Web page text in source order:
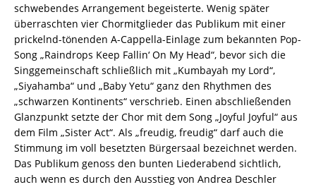
schwebendes Arrangement begeisterte. Wenig später
überraschten vier Chormitglieder das Publikum mit einer
prickelnd-tönenden A-Cappella-Einlage zum bekannten Pop-
Song „Raindrops Keep Fallin‘ On My Head“, bevor sich die
Singgemeinschaft schließlich mit „Kumbayah my Lord“,
„Siyahamba“ und „Baby Yetu“ ganz den Rhythmen des
„schwarzen Kontinents“ verschrieb. Einen abschließenden
Glanzpunkt setzte der Chor mit dem Song „Joyful Joyful“ aus
dem Film „Sister Act“. Als „freudig, freudig“ darf auch die
Stimmung im voll besetzten Bürgersaal bezeichnet werden.
Das Publikum genoss den bunten Liederabend sichtlich,
auch wenn es durch den Ausstieg von Andrea Deschler